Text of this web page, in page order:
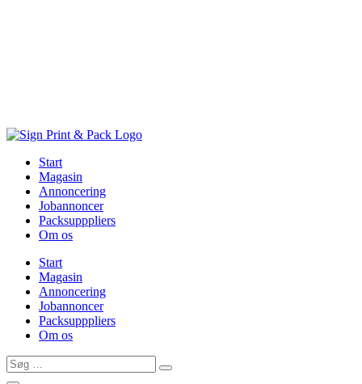
Start
Magasin
Annoncering
Jobannoncer
Packsupppliers
Om os
Start
Magasin
Annoncering
Jobannoncer
Packsupppliers
Om os
Søg
…